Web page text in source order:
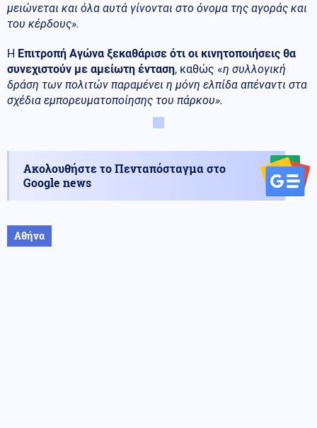
μειώνεται και όλα αυτά γίνονται στο όνομα της αγοράς και
του κέρδους».
Η Επιτροπή Αγώνα ξεκαθάρισε ότι οι κινητοποιήσεις θα
συνεχιστούν με αμείωτη ένταση, καθώς «η συλλογική
δράση των πολιτών παραμένει η μόνη ελπίδα απέναντι στα
σχέδια εμπορευματοποίησης του πάρκου».
Ακολουθήστε το Πενταπόσταγμα στο
Google news
Αθήνα